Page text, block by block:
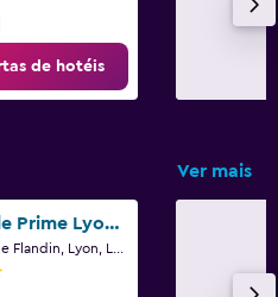
de hotéis
Ver mais
Campanile Prime Lyon Centre Gare Part-Dieu